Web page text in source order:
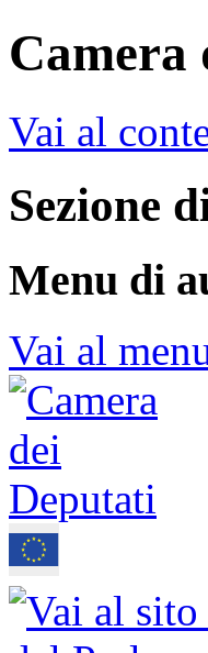
Camera
Vai al
Sezione
Menu di
Vai al